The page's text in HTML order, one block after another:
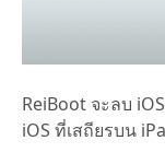
ReiBoot จะลบ
iOS ที่เสถียรบน